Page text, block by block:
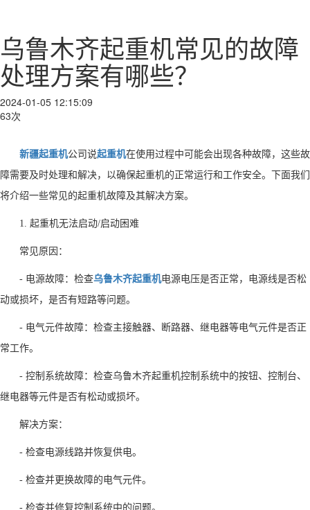
乌鲁木齐起重机常见的故障
处理方案有哪些？
2024-01-05 12:15:09
63次
新疆起重机公司说起重机在使用过程中可能会出现各种故障，这些故
障需要及时处理和解决，以确保起重机的正常运行和工作安全。下面我们
将介绍一些常见的起重机故障及其解决方案。
1. 起重机无法启动/启动困难
常见原因：
- 电源故障：检查乌鲁木齐起重机电源电压是否正常，电源线是否松
动或损坏，是否有短路等问题。
- 电气元件故障：检查主接触器、断路器、继电器等电气元件是否正
常工作。
- 控制系统故障：检查乌鲁木齐起重机控制系统中的按钮、控制台、
继电器等元件是否有松动或损坏。
解决方案：
- 检查电源线路并恢复供电。
- 检查并更换故障的电气元件。
- 检查并修复控制系统中的问题。